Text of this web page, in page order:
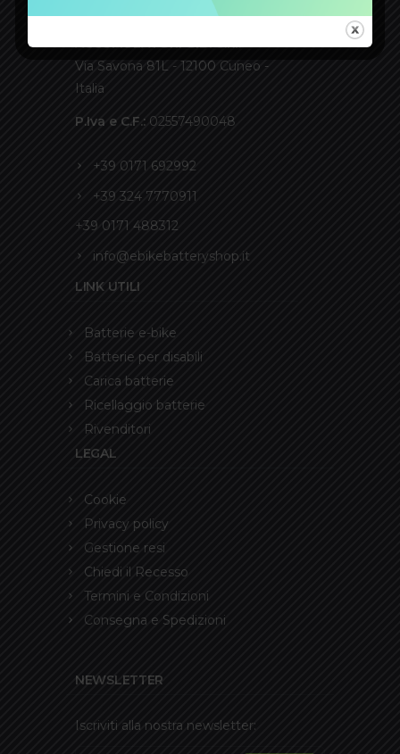
Via Savona 81L - 12100 Cuneo -
Italia
P.Iva e C.F.: 02557490048
+39 0171 692992
+39 324 7770911
+39 0171 488312
info@ebikebatteryshop.it
LINK UTILI
Batterie e-bike
Batterie per disabili
Carica batterie
Ricellaggio batterie
Rivenditori
LEGAL
Cookie
Privacy policy
Gestione resi
Chiedi il Recesso
Termini e Condizioni
Consegna e Spedizioni
NEWSLETTER
Iscriviti alla nostra newsletter: